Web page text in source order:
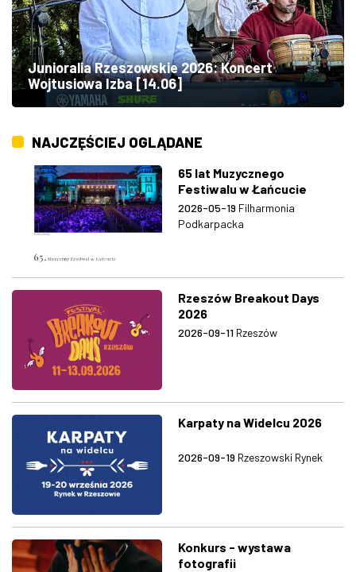
Junioralia Rzeszowskie 2026: Koncert
Wojtusiowa Izba [14.06]
NAJCZĘŚCIEJ OGLĄDANE
65 lat Muzycznego
Festiwalu w Łańcucie
2026-05-19 Filharmonia
Podkarpacka
Rzeszów Breakout Days
2026
2026-09-11 Rzeszów
Karpaty na Widelcu 2026
2026-09-19 Rzeszowski Rynek
Konkurs - wystawa
fotografii